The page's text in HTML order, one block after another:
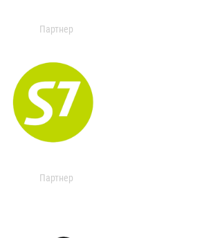
Партнер
Партнер